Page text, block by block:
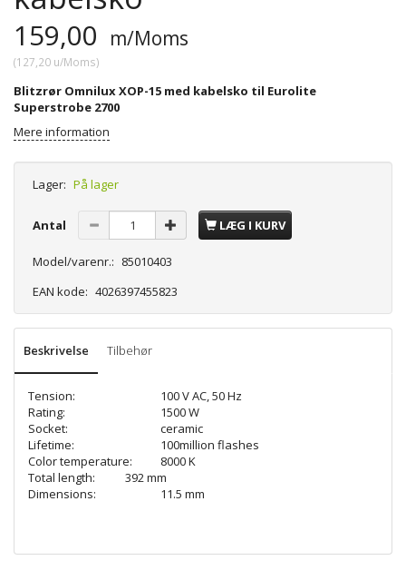
159,00 m/Moms
(127,20 u/Moms)
Blitzrør Omnilux XOP-15 med kabelsko til Eurolite
Superstrobe 2700
Mere information
Lager: På lager
Antal LÆG I KURV
Model/varenr.: 85010403
EAN kode: 4026397455823
Beskrivelse Tilbehør
Tension:
100 V AC, 50 Hz
Rating:
1500 W
Socket:
ceramic
Lifetime:
100million flashes
Color temperature:
8000 K
Total length: 392 mm
Dimensions:
11.5 mm